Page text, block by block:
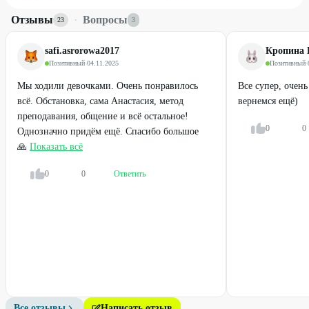
Отзывы 23 · Вопросы 3
safi.asrorowa2017
Позитивный·04.11.2025
Мы ходили девочками. Очень понравилось
всё. Обстановка, сама Анастасия, метод
преподавания, общение и всё остальное!
Однозначно придём ещё. Спасибо большое
🙏 Показать всё
0 0 Ответить
Кропина
Позитивный·
Все супер,
вернемся ещё)
0 0